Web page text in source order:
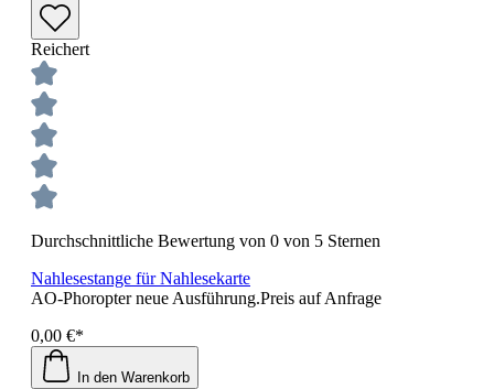
Reichert
Durchschnittliche Bewertung von 0 von 5 Sternen
Nahlesestange für Nahlesekarte
AO-Phoropter neue Ausführung.Preis auf Anfrage
0,00 €*
In den Warenkorb